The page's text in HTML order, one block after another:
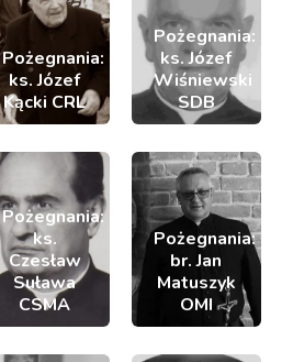
Pożegnania:
ks. Józef
Kącki CRL
Pożegnania:
ks. Józef
Wiśniewski
SDB
Pożegnania:
ks.
Czesław
Suława
CSMA
Pożegnania:
br. Jan
Matuszyk
OMI